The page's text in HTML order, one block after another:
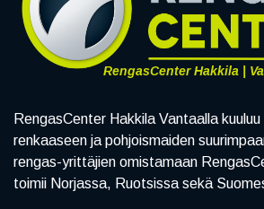
RengasCenter Hakkila |
RengasCenter Hakkila Vantaalla kuuluu
renkaaseen ja pohjoismaiden
rengas-yrittäjien omistamaan
toimii Norjassa, Ruotsissa sekä